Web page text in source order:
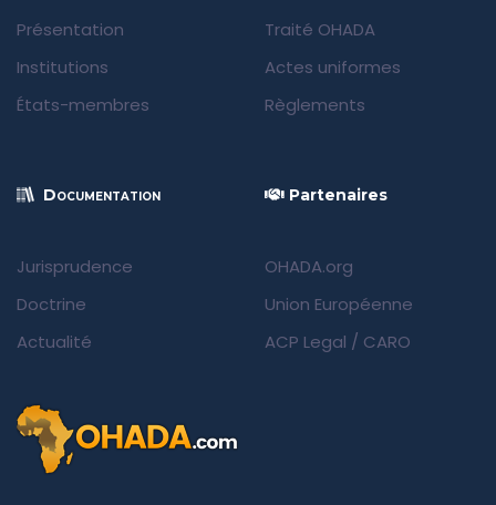
Présentation
Institutions
États-membres
Traité OHADA
Actes uniformes
Règlements
Documentation
Jurisprudence
Doctrine
Actualité
Partenaires
OHADA.org
Union Européenne
ACP Legal / CARO